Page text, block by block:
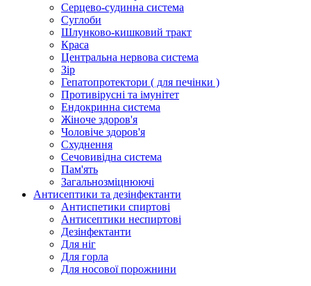
Серцево-судинна система
Суглоби
Шлунково-кишковий тракт
Краса
Центральна нервова система
Зір
Гепатопротектори ( для печінки )
Противірусні та імунітет
Ендокринна система
Жіноче здоров'я
Чоловіче здоров'я
Схуднення
Сечовивідна система
Пам'ять
Загальнозміцнюючі
Антисептики та дезінфектанти
Антиспетики спиртові
Антисептики неспиртові
Дезінфектанти
Для ніг
Для горла
Для носової порожнини